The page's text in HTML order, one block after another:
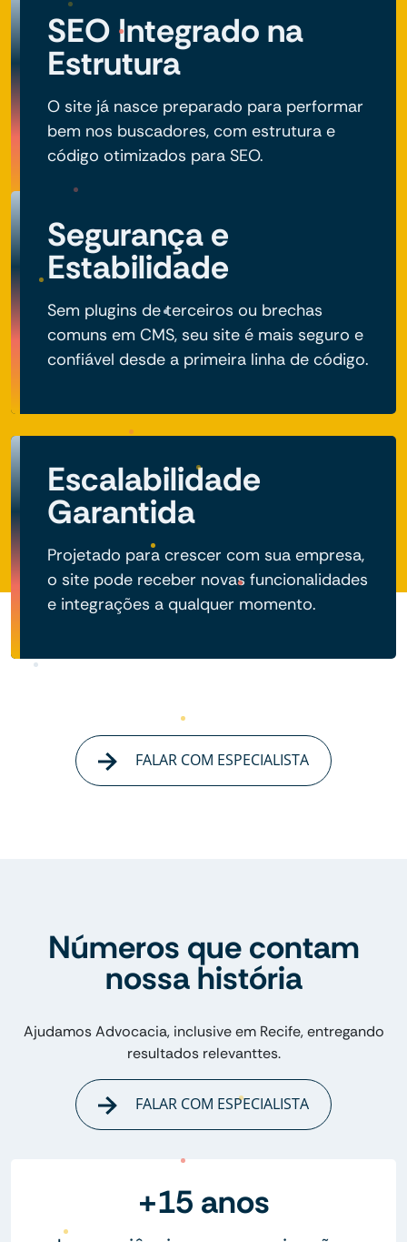
SEO Integrado na
Estrutura
O site já nasce preparado para performar
bem nos buscadores, com estrutura e
código otimizados para SEO.
Segurança e
Estabilidade
Sem plugins de terceiros ou brechas
comuns em CMS, seu site é mais seguro e
confiável desde a primeira linha de código.
Escalabilidade
Garantida
Projetado para crescer com sua empresa,
o site pode receber novas funcionalidades
e integrações a qualquer momento.
FALAR COM ESPECIALISTA
Números que contam
nossa história
Ajudamos Advocacia, inclusive em Recife, entregando
resultados relevanttes.
FALAR COM ESPECIALISTA
+15 anos